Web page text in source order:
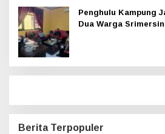
Penghulu Kampung
Dua Warga
Berita Terpopuler